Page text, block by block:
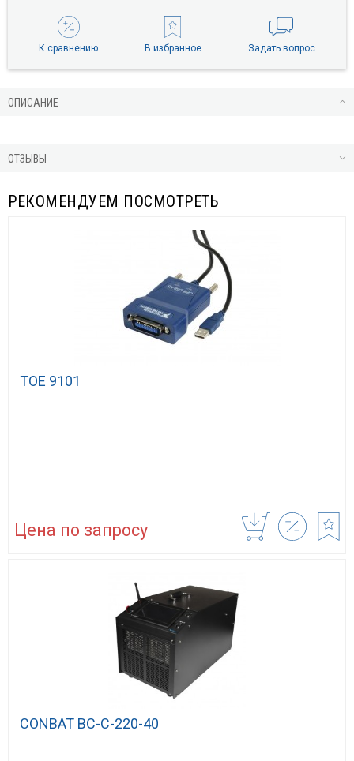
К сравнению В избранное Задать вопрос
ОПИСАНИЕ
ОТЗЫВЫ
РЕКОМЕНДУЕМ ПОСМОТРЕТЬ
TOE 9101
Цена по запросу
CONBAT BC-C-220-40